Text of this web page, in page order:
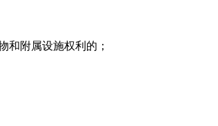
附属设施权利的；